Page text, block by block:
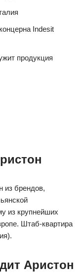
Indesit
продукция
из брендов,
из крупнейших
Штаб-квартира
Аристон